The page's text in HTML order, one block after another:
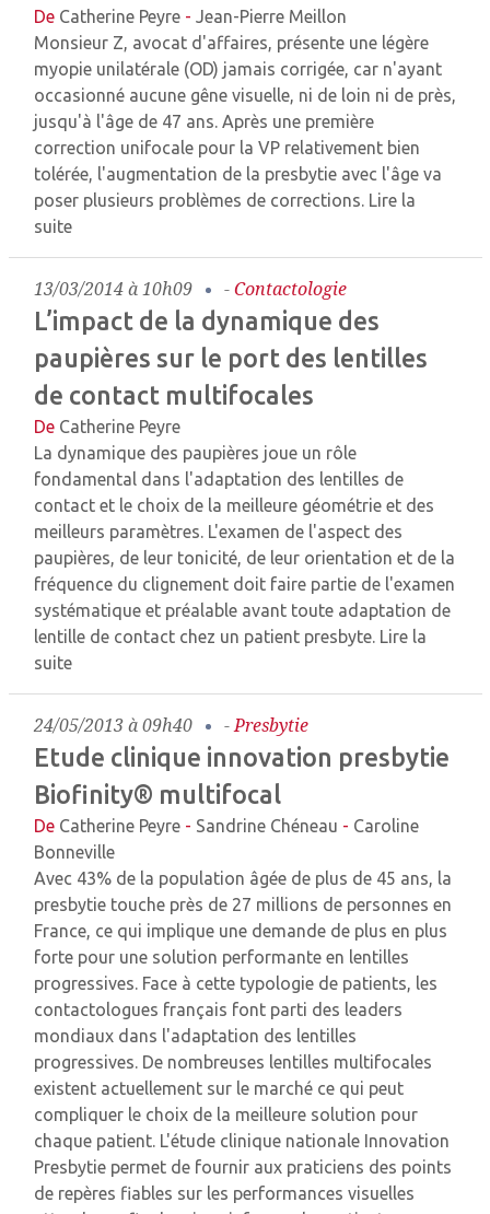
De Catherine Peyre - Jean-Pierre Meillon
Monsieur Z, avocat d'affaires, présente une légère
myopie unilatérale (OD) jamais corrigée, car n'ayant
occasionné aucune gêne visuelle, ni de loin ni de près,
jusqu'à l'âge de 47 ans. Après une première
correction unifocale pour la VP relativement bien
tolérée, l'augmentation de la presbytie avec l'âge va
poser plusieurs problèmes de corrections. Lire la
suite
13/03/2014 à 10h09 -Contactologie
L’impact de la dynamique des
paupières sur le port des lentilles
de contact multifocales
De Catherine Peyre
La dynamique des paupières joue un rôle
fondamental dans l'adaptation des lentilles de
contact et le choix de la meilleure géométrie et des
meilleurs paramètres. L'examen de l'aspect des
paupières, de leur tonicité, de leur orientation et de la
fréquence du clignement doit faire partie de l'examen
systématique et préalable avant toute adaptation de
lentille de contact chez un patient presbyte. Lire la
suite
24/05/2013 à 09h40 -Presbytie
Etude clinique innovation presbytie
Biofinity® multifocal
De Catherine Peyre - Sandrine Chéneau - Caroline
Bonneville
Avec 43% de la population âgée de plus de 45 ans, la
presbytie touche près de 27 millions de personnes en
France, ce qui implique une demande de plus en plus
forte pour une solution performante en lentilles
progressives. Face à cette typologie de patients, les
contactologues français font parti des leaders
mondiaux dans l'adaptation des lentilles
progressives. De nombreuses lentilles multifocales
existent actuellement sur le marché ce qui peut
compliquer le choix de la meilleure solution pour
chaque patient. L'étude clinique nationale Innovation
Presbytie permet de fournir aux praticiens des points
de repères fiables sur les performances visuelles